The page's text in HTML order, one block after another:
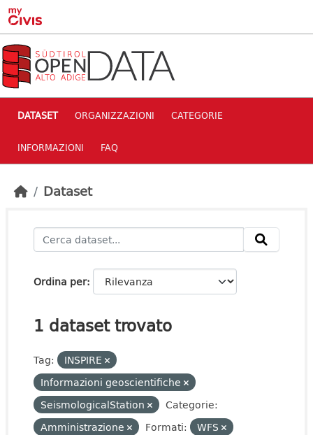
Skip to main content
DATASET ORGANIZZAZIONI CATEGORIE
INFORMAZIONI FAQ
Dataset
Ordina per
1 dataset trovato
Tag:
INSPIRE
Informazioni geoscientifiche
SeismologicalStation
Categorie:
Amministrazione
Formati:
WFS